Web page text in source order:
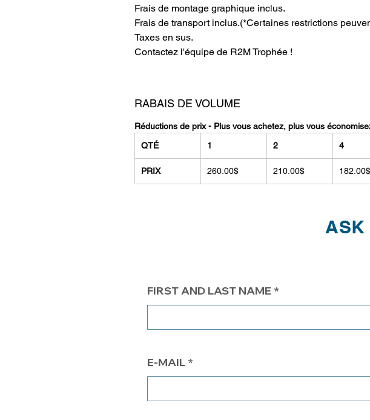
Frais de montage graphique inclus.
Frais de transport inclus.(*Certaines restrictions
Taxes en sus.
Contactez l'équipe de R2M Trophée !
RABAIS DE VOLUME
Réductions de prix - Plus vous achetez, plus vous
QTÉ
1 2 4
PRIX 260.00$ 210.00$ 182.00$
ASK
FIRST AND LAST NAME
E-MAIL